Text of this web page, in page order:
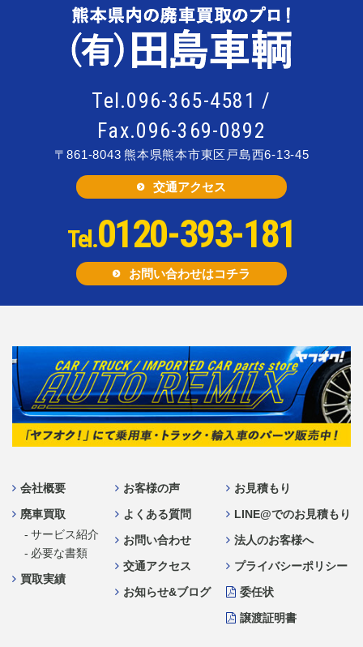
Tel.096-365-4581 /
Fax.096-369-0892
〒861-8043熊本県熊本市東区戸島西6-13-45
交通アクセス
Tel.0120-393-181
お問い合わせはコチラ
会社概要
廃車買取
- サービス紹介
- 必要な書類
買取実績
お客様の声
よくある質問
お問い合わせ
交通アクセス
お知らせ&ブログ
お見積もり
LINE@でのお見積もり
法人のお客様へ
プライバシーポリシー
委任状
譲渡証明書